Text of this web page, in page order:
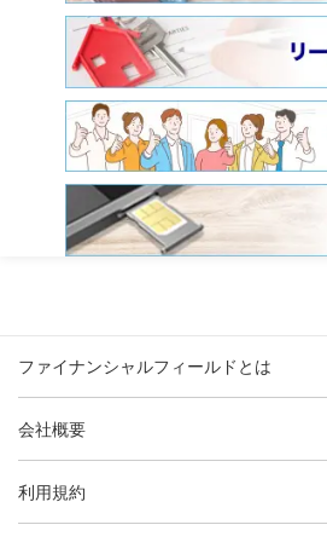
ファイナンシャルフィールドとは
会社概要
利用規約